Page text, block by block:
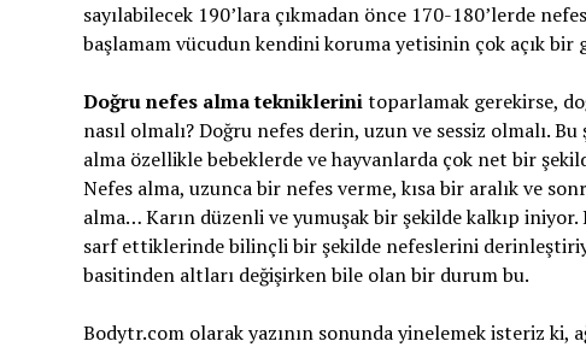
sayılabilecek 190’lara çıkmadan önce 170-180’lerde
başlamam vücudun kendini koruma yetisinin çok açık bir
Doğru nefes alma tekniklerinitoparlamak gerekirse,
nasıl olmalı? Doğru nefes derin, uzun ve sessiz olmalı.
alma özellikle bebeklerde ve hayvanlarda çok net bir
Nefes alma, uzunca bir nefes verme, kısa bir aralık ve
alma… Karın düzenli ve yumuşak bir şekilde kalkıp
sarf ettiklerinde bilinçli bir şekilde nefeslerini
basitinden altları değişirken bile olan bir durum bu.
Bodytr.com olarak yazının sonunda yinelemek isteriz ki,